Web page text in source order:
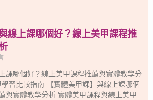
線上課哪個好？線上美甲課程推
課哪個好？線上美甲課程推薦與實體教學分
習比較指南 【實體美甲課】與線上課哪個
與實體教學分析 實體美甲課程與線上美甲